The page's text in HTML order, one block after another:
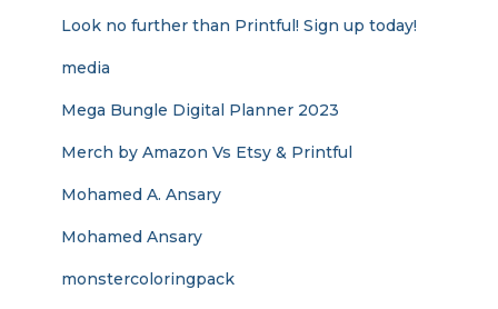
Look no further than Printful! Sign up today!
media
Mega Bungle Digital Planner 2023
Merch by Amazon Vs Etsy & Printful
Mohamed A. Ansary
Mohamed Ansary
monstercoloringpack